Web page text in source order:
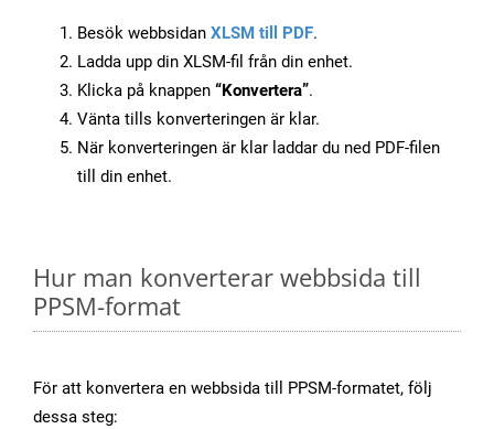
Besök webbsidan XLSM till PDF.
Ladda upp din XLSM-fil från din enhet.
Klicka på knappen “Konvertera”.
Vänta tills konverteringen är klar.
När konverteringen är klar laddar du ned PDF-filen
till din enhet.
Hur man konverterar webbsida till
PPSM-format
För att konvertera en webbsida till PPSM-formatet, följ
dessa steg: